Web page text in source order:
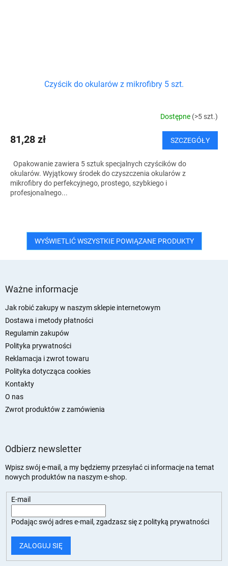
Czyścik do okularów z mikrofibry 5 szt.
Dostępne (>5 szt.)
81,28 zł SZCZEGÓŁY
Opakowanie zawiera 5 sztuk specjalnych czyścików do
okularów. Wyjątkowy środek do czyszczenia okularów z
mikrofibry do perfekcyjnego, prostego, szybkiego i
profesjonalnego...
WYŚWIETLIĆ WSZYSTKIE POWIĄZANE PRODUKTY
Ważne informacje
Jak robić zakupy w naszym sklepie internetowym
Dostawa i metody płatności
Regulamin zakupów
Polityka prywatności
Reklamacja i zwrot towaru
Polityka dotycząca cookies
Kontakty
O nas
Zwrot produktów z zamówienia
Odbierz newsletter
Wpisz swój e-mail, a my będziemy przesyłać ci informacje na temat
nowych produktów na naszym e-shop.
E-mail
Podając swój adres e-mail, zgadzasz się z polityką prywatności
ZALOGUJ SIĘ